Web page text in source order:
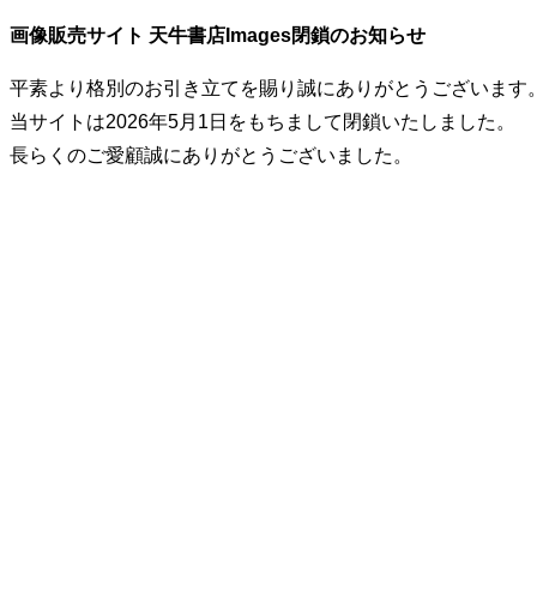
画像販売サイト 天牛書店Images閉鎖のお知らせ
平素より格別のお引き立てを賜り誠にありがとうございます
当サイトは2026年5月1日をもちまして閉鎖いたしました。
長らくのご愛顧誠にありがとうございました。